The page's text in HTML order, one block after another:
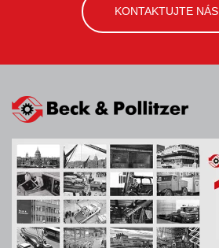
KONTAKTUJTE NÁS